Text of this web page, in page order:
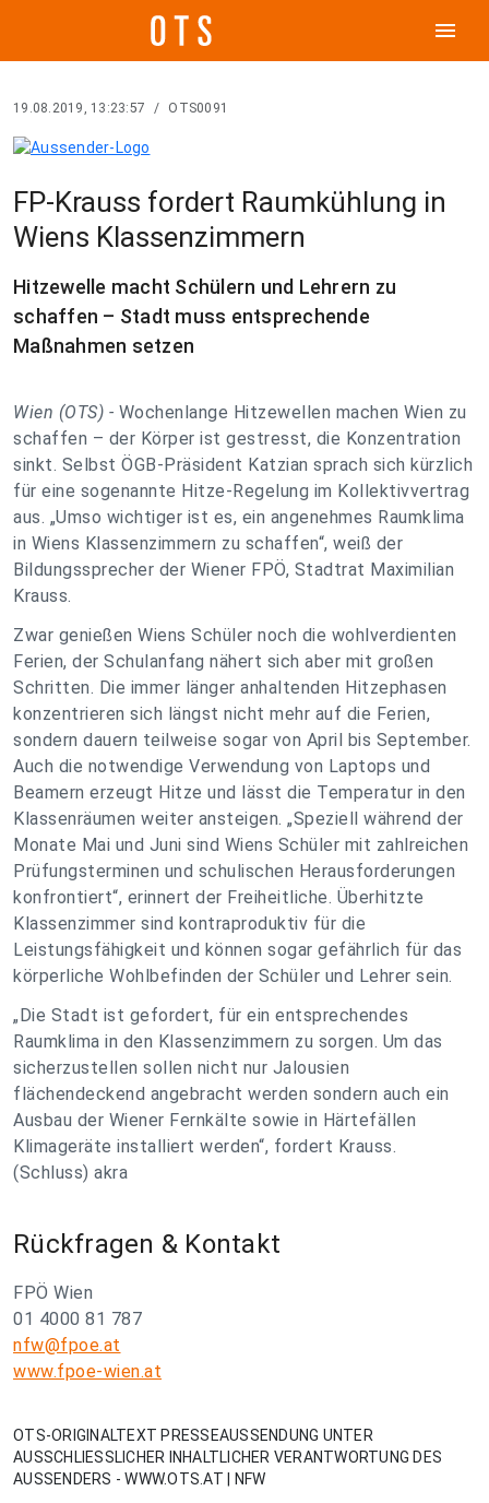
menu
19.08.2019, 13:23:57 / OTS0091
FP-Krauss fordert Raumkühlung in
Wiens Klassenzimmern
Hitzewelle macht Schülern und Lehrern zu
schaffen – Stadt muss entsprechende
Maßnahmen setzen
Wien (OTS) - Wochenlange Hitzewellen machen Wien zu
schaffen – der Körper ist gestresst, die Konzentration
sinkt. Selbst ÖGB-Präsident Katzian sprach sich kürzlich
für eine sogenannte Hitze-Regelung im Kollektivvertrag
aus. „Umso wichtiger ist es, ein angenehmes Raumklima
in Wiens Klassenzimmern zu schaffen“, weiß der
Bildungssprecher der Wiener FPÖ, Stadtrat Maximilian
Krauss.
Zwar genießen Wiens Schüler noch die wohlverdienten
Ferien, der Schulanfang nähert sich aber mit großen
Schritten. Die immer länger anhaltenden Hitzephasen
konzentrieren sich längst nicht mehr auf die Ferien,
sondern dauern teilweise sogar von April bis September.
Auch die notwendige Verwendung von Laptops und
Beamern erzeugt Hitze und lässt die Temperatur in den
Klassenräumen weiter ansteigen. „Speziell während der
Monate Mai und Juni sind Wiens Schüler mit zahlreichen
Prüfungsterminen und schulischen Herausforderungen
konfrontiert“, erinnert der Freiheitliche. Überhitzte
Klassenzimmer sind kontraproduktiv für die
Leistungsfähigkeit und können sogar gefährlich für das
körperliche Wohlbefinden der Schüler und Lehrer sein.
„Die Stadt ist gefordert, für ein entsprechendes
Raumklima in den Klassenzimmern zu sorgen. Um das
sicherzustellen sollen nicht nur Jalousien
flächendeckend angebracht werden sondern auch ein
Ausbau der Wiener Fernkälte sowie in Härtefällen
Klimageräte installiert werden“, fordert Krauss.
(Schluss) akra
Rückfragen & Kontakt
FPÖ Wien
01 4000 81 787
nfw@fpoe.at
www.fpoe-wien.at
OTS-ORIGINALTEXT PRESSEAUSSENDUNG UNTER
AUSSCHLIESSLICHER INHALTLICHER VERANTWORTUNG DES
AUSSENDERS - WWW.OTS.AT | NFW